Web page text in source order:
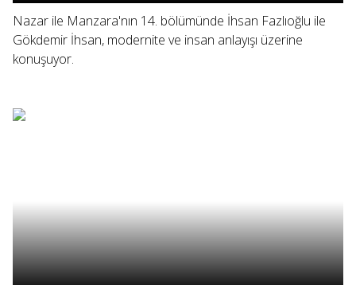
Nazar ile Manzara'nın 14. bölümünde İhsan Fazlıoğlu ile
Gökdemir İhsan, modernite ve insan anlayışı üzerine
konuşuyor.